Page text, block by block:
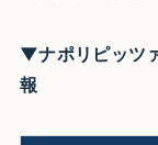
▼ナポリピッツ
報